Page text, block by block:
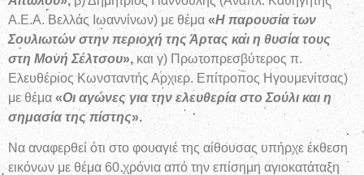
Α.Ε.Α. Βελλάς Ιωαννίνων) με θέμα «Η παρουσία των
Σουλιωτών στην περιοχή της Άρτας και η θυσία τους
στη Μονή Σέλτσου», και γ) Πρωτοπρεσβύτερος π.
Ελευθέριος Κωνσταντής Αρχιερ. Επίτροπος Ηγουμενίτσας)
με θέμα «Οι αγώνες για την ελευθερία στο Σούλι και η
σημασία της πίστης».
Να αναφερθεί ότι στο φουαγιέ της αίθουσας υπήρχε έκθεση
εικόνων με θέμα 60 χρόνια από την επίσημη αγιοκατάταξη